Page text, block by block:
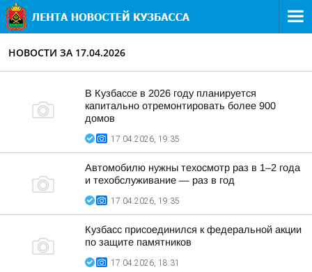
НОВОСТИ ЗА 17.04.2026
В Кузбассе в 2026 году планируется
капитально отремонтировать более 900
домов
17.04.2026, 19:35
Автомобилю нужны техосмотр раз в 1–2 года
и техобслуживание — раз в год
17.04.2026, 19:35
Кузбасс присоединился к федеральной акции
по защите памятников
17.04.2026, 18:31